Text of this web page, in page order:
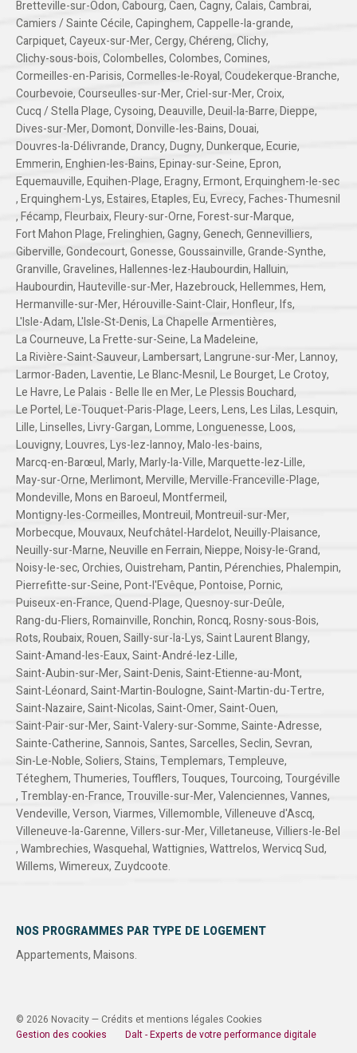
Bretteville-sur-Odon,Cabourg,Caen,Cagny,Calais,Cambrai,
Camiers / Sainte Cécile,Capinghem,Cappelle-la-grande,
Carpiquet,Cayeux-sur-Mer,Cergy,Chéreng,Clichy,
Clichy-sous-bois,Colombelles,Colombes,Comines,
Cormeilles-en-Parisis,Cormelles-le-Royal,Coudekerque-Branche,
Courbevoie,Courseulles-sur-Mer,Criel-sur-Mer,Croix,
Cucq / Stella Plage,Cysoing,Deauville,Deuil-la-Barre,Dieppe,
Dives-sur-Mer,Domont,Donville-les-Bains,Douai,
Douvres-la-Délivrande,Drancy,Dugny,Dunkerque,Ecurie,
Emmerin,Enghien-les-Bains,Epinay-sur-Seine,Epron,
Equemauville,Equihen-Plage,Eragny,Ermont,Erquinghem-le-sec
,Erquinghem-Lys,Estaires,Etaples,Eu,Evrecy,Faches-Thumesnil
,Fécamp,Fleurbaix,Fleury-sur-Orne,Forest-sur-Marque,
Fort Mahon Plage,Frelinghien,Gagny,Genech,Gennevilliers,
Giberville,Gondecourt,Gonesse,Goussainville,Grande-Synthe,
Granville,Gravelines,Hallennes-lez-Haubourdin,Halluin,
Haubourdin,Hauteville-sur-Mer,Hazebrouck,Hellemmes,Hem,
Hermanville-sur-Mer,Hérouville-Saint-Clair,Honfleur,Ifs,
L'Isle-Adam,L'Isle-St-Denis,La Chapelle Armentières,
La Courneuve,La Frette-sur-Seine,La Madeleine,
La Rivière-Saint-Sauveur,Lambersart,Langrune-sur-Mer,Lannoy,
Larmor-Baden,Laventie,Le Blanc-Mesnil,Le Bourget,Le Crotoy,
Le Havre,Le Palais - Belle Ile en Mer,Le Plessis Bouchard,
Le Portel,Le-Touquet-Paris-Plage,Leers,Lens,Les Lilas,Lesquin,
Lille,Linselles,Livry-Gargan,Lomme,Longuenesse,Loos,
Louvigny,Louvres,Lys-lez-lannoy,Malo-les-bains,
Marcq-en-Barœul,Marly,Marly-la-Ville,Marquette-lez-Lille,
May-sur-Orne,Merlimont,Merville,Merville-Franceville-Plage,
Mondeville,Mons en Baroeul,Montfermeil,
Montigny-les-Cormeilles,Montreuil,Montreuil-sur-Mer,
Morbecque,Mouvaux,Neufchâtel-Hardelot,Neuilly-Plaisance,
Neuilly-sur-Marne,Neuville en Ferrain,Nieppe,Noisy-le-Grand,
Noisy-le-sec,Orchies,Ouistreham,Pantin,Pérenchies,Phalempin,
Pierrefitte-sur-Seine,Pont-l'Evêque,Pontoise,Pornic,
Puiseux-en-France,Quend-Plage,Quesnoy-sur-Deûle,
Rang-du-Fliers,Romainville,Ronchin,Roncq,Rosny-sous-Bois,
Rots,Roubaix,Rouen,Sailly-sur-la-Lys,Saint Laurent Blangy,
Saint-Amand-les-Eaux,Saint-André-lez-Lille,
Saint-Aubin-sur-Mer,Saint-Denis,Saint-Etienne-au-Mont,
Saint-Léonard,Saint-Martin-Boulogne,Saint-Martin-du-Tertre,
Saint-Nazaire,Saint-Nicolas,Saint-Omer,Saint-Ouen,
Saint-Pair-sur-Mer,Saint-Valery-sur-Somme,Sainte-Adresse,
Sainte-Catherine,Sannois,Santes,Sarcelles,Seclin,Sevran,
Sin-Le-Noble,Soliers,Stains,Templemars,Templeuve,
Téteghem,Thumeries,Toufflers,Touques,Tourcoing,Tourgéville
,Tremblay-en-France,Trouville-sur-Mer,Valenciennes,Vannes,
Vendeville,Verson,Viarmes,Villemomble,Villeneuve d'Ascq,
Villeneuve-la-Garenne,Villers-sur-Mer,Villetaneuse,Villiers-le-Bel
,Wambrechies,Wasquehal,Wattignies,Wattrelos,Wervicq Sud,
Willems,Wimereux, Zuydcoote.
NOS PROGRAMMES PAR TYPE DE LOGEMENT
Appartements,Maisons.
© 2026 Novacity — Crédits et mentions légales Cookies
Gestion des cookies
Dalt - Experts de votre performance digitale